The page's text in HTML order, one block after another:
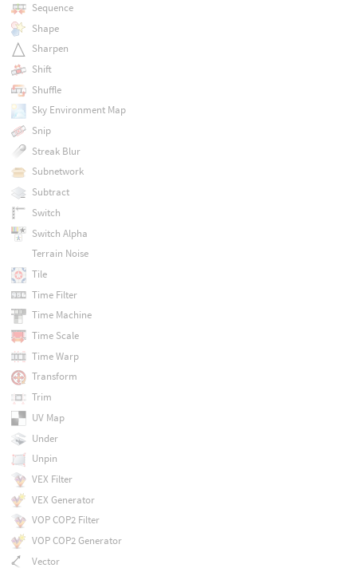
Sequence
Shape
Sharpen
Shift
Shuffle
Sky Environment Map
Snip
Streak Blur
Subnetwork
Subtract
Switch
Switch Alpha
Terrain Noise
Tile
Time Filter
Time Machine
Time Scale
Time Warp
Transform
Trim
UV Map
Under
Unpin
VEX Filter
VEX Generator
VOP COP2 Filter
VOP COP2 Generator
Vector